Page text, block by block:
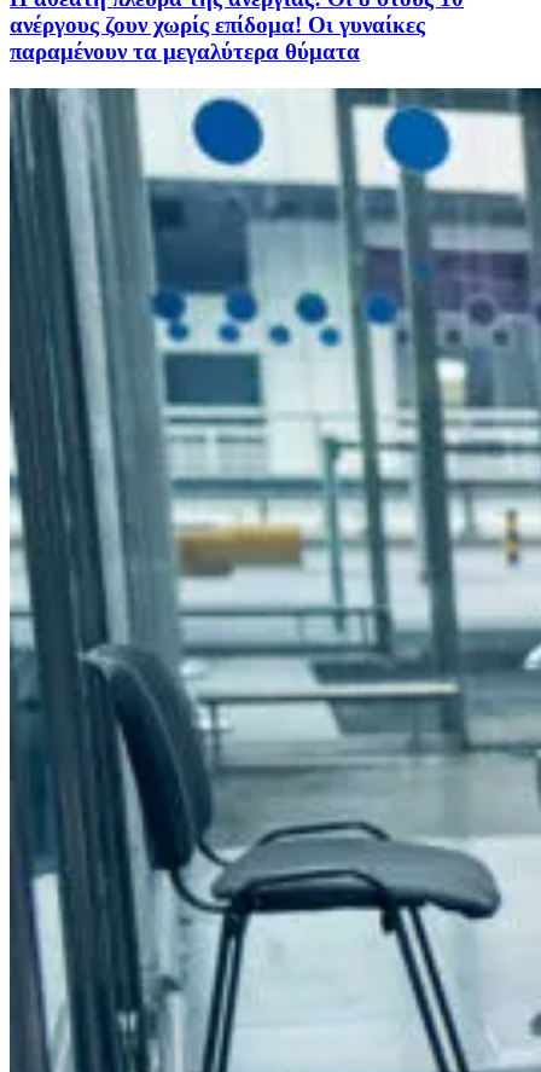
ανέργους ζουν χωρίς επίδομα! Οι γυναίκες
παραμένουν τα μεγαλύτερα θύματα